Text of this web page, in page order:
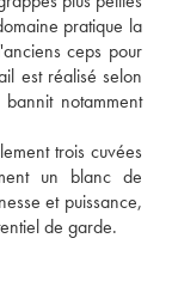
pratique la
ceps pour
est réalisé selon
notamment
trois cuvées
un blanc de
et puissance,
de garde.